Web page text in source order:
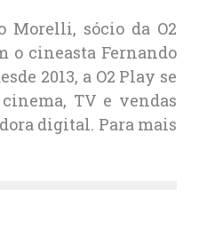
Morelli, sócio da O2
o cineasta Fernando
2013, a O2 Play se
TV e vendas
digital. Para mais